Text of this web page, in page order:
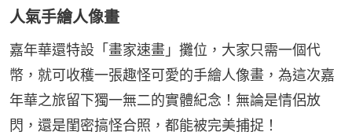
人氣手繪人像畫
嘉年華還特設「畫家速畫」攤位，大家只需一個代
幣，就可收穫一張趣怪可愛的手繪人像畫，為這次嘉
年華之旅留下獨一無二的實體紀念！無論是情侶放
閃，還是閨密搞怪合照，都能被完美捕捉！